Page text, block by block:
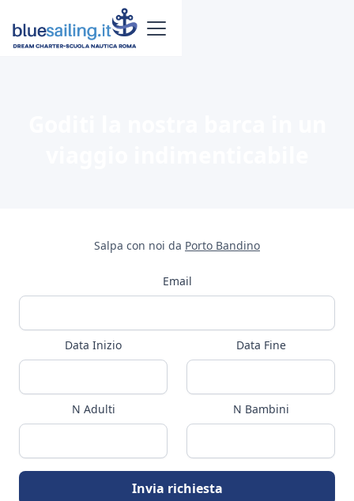
Salpa con noi da Porto Bandino
Email
Data Inizio Data Fine
N Adulti N Bambini